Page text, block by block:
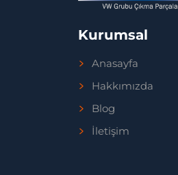
Kurumsal
Anasayfa
Hakkımızda
Blog
İletişim